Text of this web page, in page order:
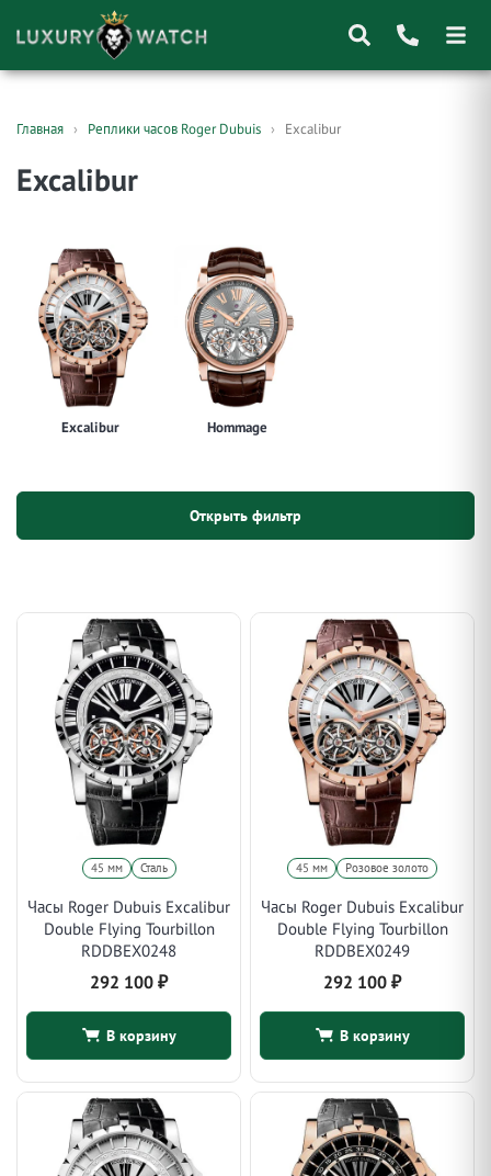
товаров
Главная Реплики часов Roger Dubuis Excalibur
Excalibur
Excalibur Hommage
Открыть фильтр
45 мм Сталь
Часы Roger Dubuis Excalibur
Double Flying Tourbillon
RDDBEX0248
292 100 ₽
В корзину
45 мм Розовое золото
Часы Roger Dubuis Excalibur
Double Flying Tourbillon
RDDBEX0249
292 100 ₽
В корзину